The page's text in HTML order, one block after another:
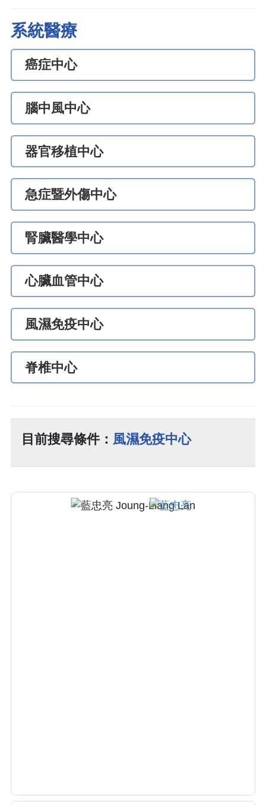
系統醫療
癌症中心
腦中風中心
器官移植中心
急症暨外傷中心
腎臟醫學中心
心臟血管中心
風濕免疫中心
脊椎中心
目前搜尋條件： 風濕免疫中心